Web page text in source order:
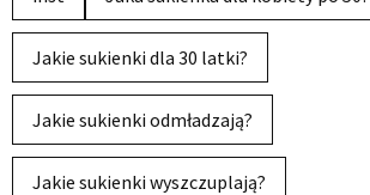
Jakie sukienki dla 30 latki?
Jakie sukienki odmładzają?
Jakie sukienki wyszczuplają?